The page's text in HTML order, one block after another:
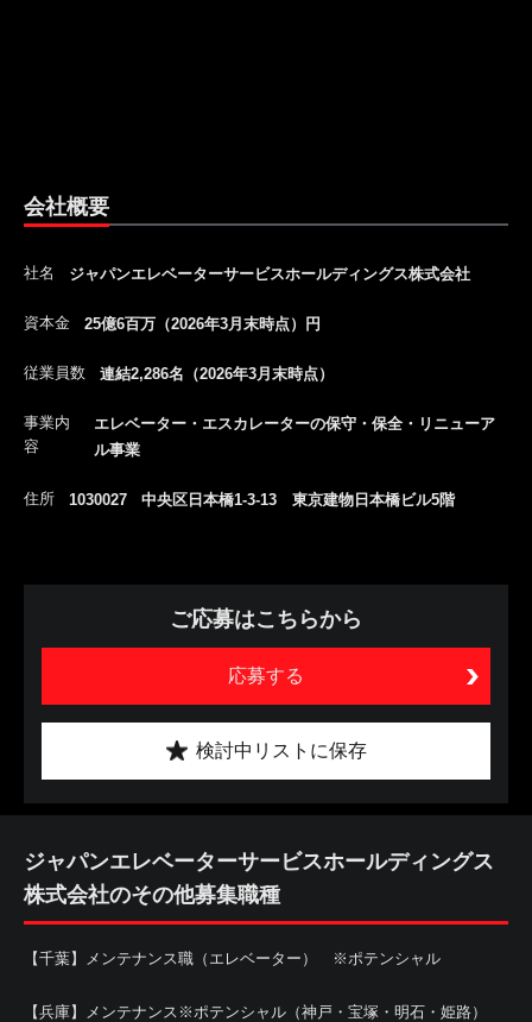
会社概要
社名 ジャパンエレベーターサービスホールディングス株式会社
資本金 25億6百万（2026年3月末時点）円
従業員数 連結2,286名（2026年3月末時点）
事業内
容
エレベーター・エスカレーターの保守・保全・リニューア
ル事業
住所 1030027 中央区日本橋1-3-13 東京建物日本橋ビル5階
ご応募はこちらから
応募する
検討中リストに保存
ジャパンエレベーターサービスホールディングス
株式会社のその他募集職種
【千葉】メンテナンス職（エレベーター） ※ポテンシャル
【兵庫】メンテナンス※ポテンシャル（神戸・宝塚・明石・姫路）